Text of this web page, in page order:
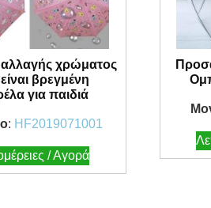
χρώματος
βρεγμένη
για παιδιά
: HF2019071001
/ Αγορά